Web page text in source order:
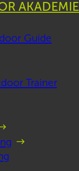
AKADEMIE
Guide
Trainer